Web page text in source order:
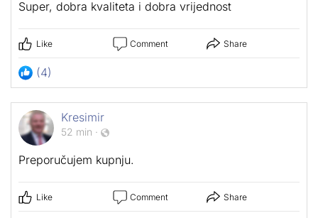
Super, dobra kvaliteta i dobra vrijednost
Like Comment Share
(4)
Kresimir
52 min ·
Preporučujem kupnju.
Like Comment Share